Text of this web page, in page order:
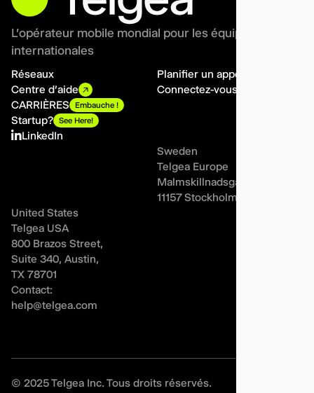
L'opérateur mobile mondial pour les équipes
internationales
Réseaux
Centre d'aide
CARRIÈRES
Embauche !
Startup? See Here!
Planifier un appel
Connectez-vous
LinkedIn
Sweden
Telgea Europe
Malmskillnadsgatan 44A,
11157 Stockholm
United States
Telgea USA
800 Brazos Street,
Suite 340, Austin,
TX 78701
Contact:
help@telgea.com
© 2025 Telgea Inc. Tous droits réservés.